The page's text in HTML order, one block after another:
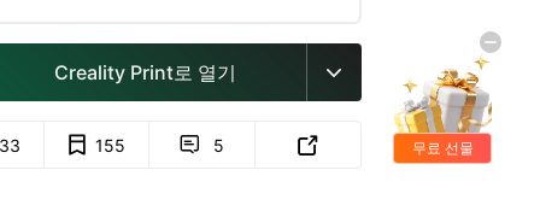
Creality Print로 열기 
155  5  무료 선물